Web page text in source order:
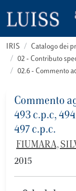
IRIS
Catalogo dei
02 - Contributo
02.6 - Commento
Commento
493 c.p.c,
497 c.p.c.
FIUMARA,
2015